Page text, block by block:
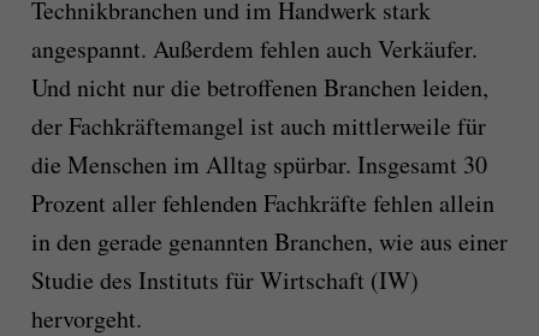
Technikbranchen und im Handwerk stark
angespannt. Außerdem fehlen auch Verkäufer.
Und nicht nur die betroffenen Branchen leiden,
der Fachkräftemangel ist auch mittlerweile für
die Menschen im Alltag spürbar. Insgesamt 30
Prozent aller fehlenden Fachkräfte fehlen allein
in den gerade genannten Branchen, wie aus einer
Studie des Instituts für Wirtschaft (IW)
hervorgeht.